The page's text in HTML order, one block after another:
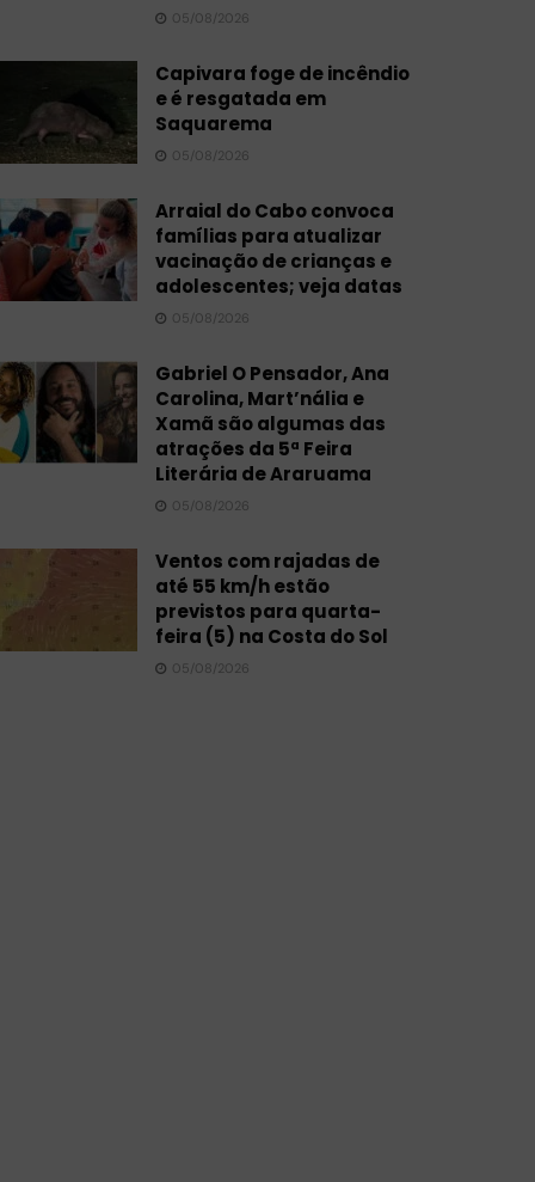
05/08/2026
Capivara foge de incêndio
e é resgatada em
Saquarema
05/08/2026
Arraial do Cabo convoca
famílias para atualizar
vacinação de crianças e
adolescentes; veja datas
05/08/2026
Gabriel O Pensador, Ana
Carolina, Mart’nália e
Xamã são algumas das
atrações da 5ª Feira
Literária de Araruama
05/08/2026
Ventos com rajadas de
até 55 km/h estão
previstos para quarta-
feira (5) na Costa do Sol
05/08/2026